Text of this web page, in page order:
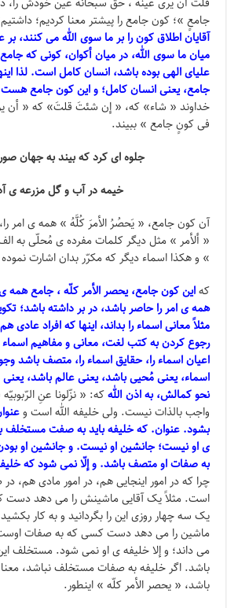
جامعٍ »؛ کون جامع را پیشتر معنا کردیم؛
آقایان اطلاق کون را بر ما سوی الله می کنند،
میان ما سوی الله، در میان أکوان، کونی که
علیای الهی بوده باشد، انسان کامل است. لذا
جامع، یعنی انسان کامل؛ و این کون جامع
خداوند « شاء» که، « إن شئتَ قلتَ» که « أن
فی کونٍ جامع » ببیند.
جلوه ای کرد که بیند به جهان
خیمه در آب و گل مزرعه ی
آن کون جامع، « یَحصُرُ الأمرَ کُلَّهُ » همه ی امر را،
« ألأمر » مثل دیگر کلمات مفرده ی مُحلّی به
» و هکذا اسماء دیگر که مکرّر بدان اشارت نموده
کهاین کون جامع، یحصر الأمر کلّه ، جامع همه
همه ی امر را حاصر باشد، در بر داشته باشد؛
مثلاً معانی اسماء را بداند، اینها که افراد عادی
رجوع کردن به کتب لغت، معانی و مفاهیم اسماء
اعیان اسماء را، حقایق اسماء را، متصف باشد
اسماء، یعنی مُحیی باشد، یعنی عالم باشد،
نحو کمالش، به اذن اللهکه: « نزّلونا عنِ
واجب بالذات نیست. ولی خلیفه الله است و
بشود. عنوان. که خلیفه باید به صفت مستخلف
ی او نیست؛ جانشین او نیست. و جانشین او
به صفات او متصف باشد. و إلّا نمی شود که
چرا که در امور اینجایی هم، در امور مادی هم،
است. مثلاً یک آقایی ماشینش را می دهد دست
یک سه چهار روزی این را بگردانید و به کار
ماشین را می دهد دست کسی که به صفات اوست،
می داند؛ و إلا خلیفه ی او نمی شود. مستخلف
باشد. اگر خلیفه به صفات مستخلف نباشد،
باشد، « یحصر الأمر کلّه » اینطور.